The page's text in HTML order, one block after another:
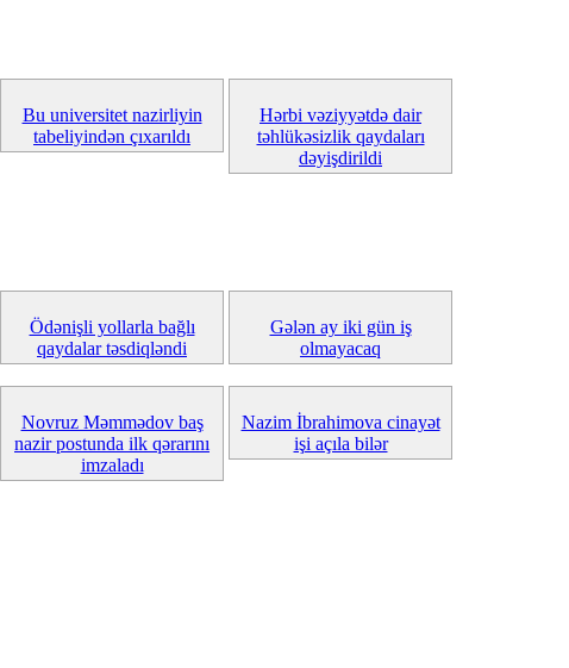
Bu universitet nazirliyin
tabeliyindən çıxarıldı
Hərbi vəziyyətdə dair
təhlükəsizlik qaydaları
dəyişdirildi
Ödənişli yollarla bağlı
qaydalar təsdiqləndi
Gələn ay iki gün iş
olmayacaq
Novruz Məmmədov baş
nazir postunda ilk qərarını
imzaladı
Nazim İbrahimova cinayət
işi açıla bilər